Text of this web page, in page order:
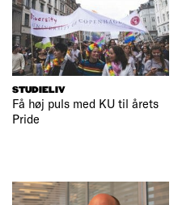
STUDIELIV
Få høj puls med KU til årets
Pride